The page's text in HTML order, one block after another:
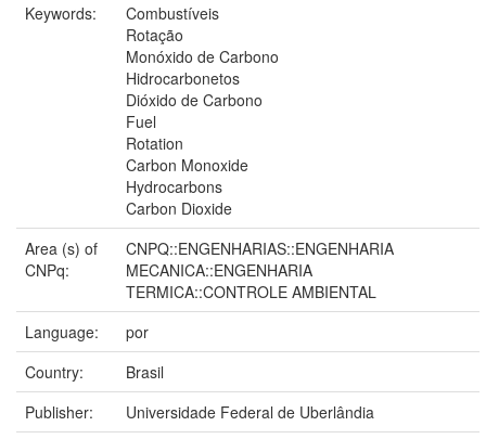
Keywords:
Combustíveis
Rotação
Monóxido de Carbono
Hidrocarbonetos
Dióxido de Carbono
Fuel
Rotation
Carbon Monoxide
Hydrocarbons
Carbon Dioxide
Area (s) of
CNPq:
CNPQ::ENGENHARIAS::ENGENHARIA
MECANICA::ENGENHARIA
TERMICA::CONTROLE AMBIENTAL
Language:
por
Country:
Brasil
Publisher:
Universidade Federal de Uberlândia